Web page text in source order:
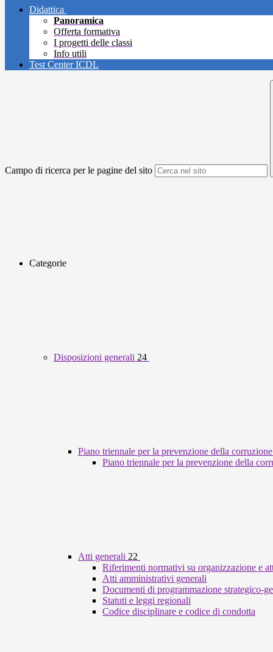
Didattica
Panoramica
Offerta formativa
I progetti delle classi
Info utili
Test Center ICDL
Campo di ricerca per le pagine del sito
Categorie
Disposizioni generali 24
Piano triennale per la prevenzione della
Piano triennale per la prevenzione della
Atti generali 22
Riferimenti normativi su organizzazione e
Atti amministrativi generali
Documenti di programmazione strategico-
Statuti e leggi regionali
Codice disciplinare e codice di condotta